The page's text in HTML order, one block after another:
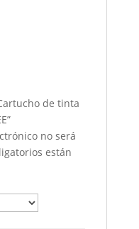
de tinta
no será
están